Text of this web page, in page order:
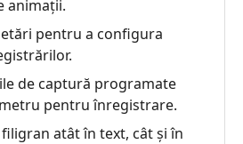
animații.
pentru a configura
de captură programate
pentru înregistrare.
atât în text, cât și în